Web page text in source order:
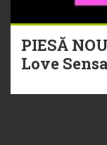
PIESĂ
Love